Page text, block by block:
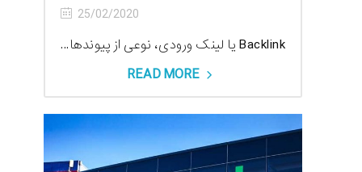
25/02/2020
Backlink یا لینک ورودی، نوعی از پیوندها...
READ MORE